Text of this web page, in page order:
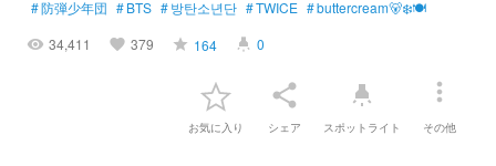
#防弾少年団 #BTS #방탄소년단 #TWICE #buttercream🐻‍❄️🍽
visibility 34,411 favorite 379 grade 164 highlight 0
お気に入り
share
シェア
highlight
スポットライト
more_vert
その他